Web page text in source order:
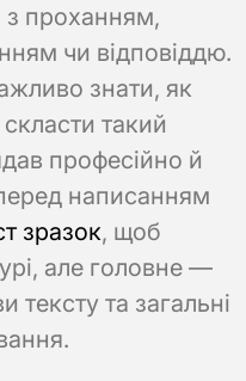
з проханням,
чи відповіддю.
знати, як
такий
професійно й
написанням
зразок, щоб
але головне —
тексту та загальні